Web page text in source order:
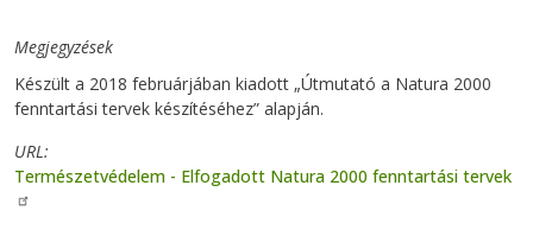
Megjegyzések
Készült a 2018 februárjában kiadott „Útmutató a Natura 2000
fenntartási tervek készítéséhez” alapján.
URL
Természetvédelem - Elfogadott Natura 2000 fenntartási tervek